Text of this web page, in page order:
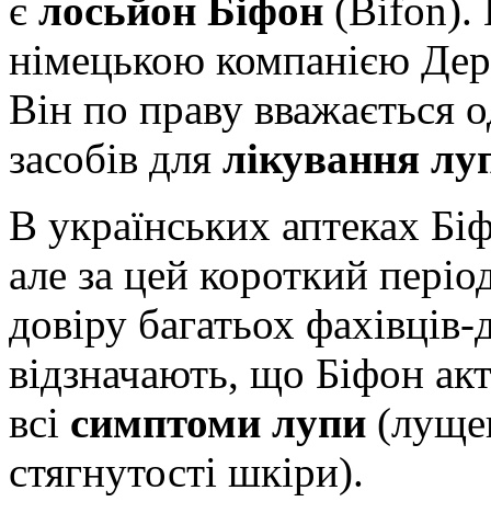
є лосьйон Біфон (Bifon).
німецькою компанією
Він по праву вважається
засобів для лікування
В українських аптеках
але за цей короткий
довіру багатьох
відзначають, що Біфон
всі симптоми лупи
стягнутості шкіри).